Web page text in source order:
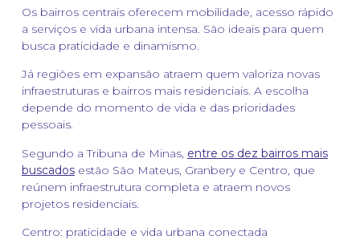
Os bairros centrais oferecem mobilidade, acesso rápido
a serviços e vida urbana intensa. São ideais para quem
busca praticidade e dinamismo.
Já regiões em expansão atraem quem valoriza novas
infraestruturas e bairros mais residenciais. A escolha
depende do momento de vida e das prioridades
pessoais.
Segundo a Tribuna de Minas, entre os dez bairros mais
buscadosestão São Mateus, Granbery e Centro, que
reúnem infraestrutura completa e atraem novos
projetos residenciais.
Centro: praticidade e vida urbana conectada